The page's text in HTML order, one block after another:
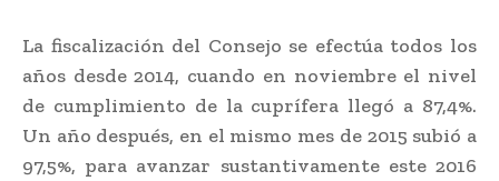
La fiscalización del Consejo se efectúa todos los
años desde 2014, cuando en noviembre el nivel
de cumplimiento de la cuprífera llegó a 87,4%.
Un año después, en el mismo mes de 2015 subió a
97,5%, para avanzar sustantivamente este 2016